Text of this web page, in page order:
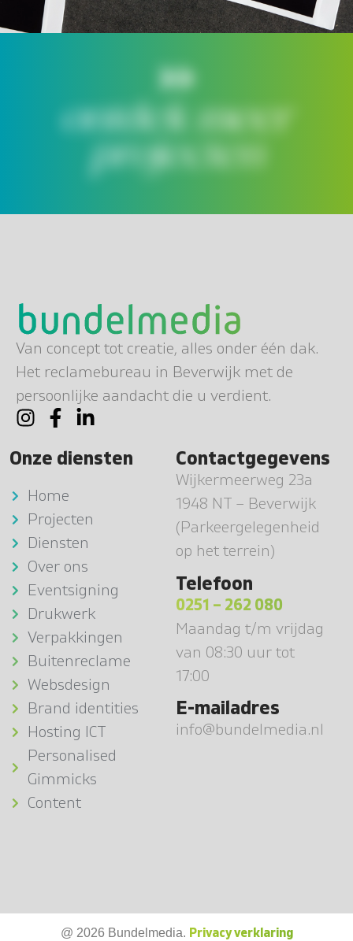
ontdek meer
projecten
Van concept tot creatie, alles onder één dak.
Het reclamebureau in Beverwijk met de
persoonlijke aandacht die u verdient.
Onze diensten
Home
Projecten
Diensten
Over ons
Eventsigning
Drukwerk
Verpakkingen
Buitenreclame
Websdesign
Brand identities
Hosting ICT
Personalised
Gimmicks
Content
Contactgegevens
Wijkermeerweg 23a
1948 NT – Beverwijk
(Parkeergelegenheid
op het terrein)
Telefoon
0251 – 262 080
Maandag t/m vrijdag
van 08:30 uur tot
17:00
E-mailadres
info@bundelmedia.nl
@ 2026 Bundelmedia. Privacy verklaring